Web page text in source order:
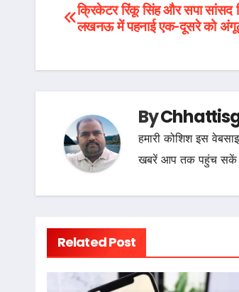
Post
क्रिकेटर रिंकू सिंह और सपा सांसद
लखनऊ में पहनाई एक-दूसरे को
By
हमारी कोशिश इस
खबरें आप तक पहुंच सकें।
Related Post